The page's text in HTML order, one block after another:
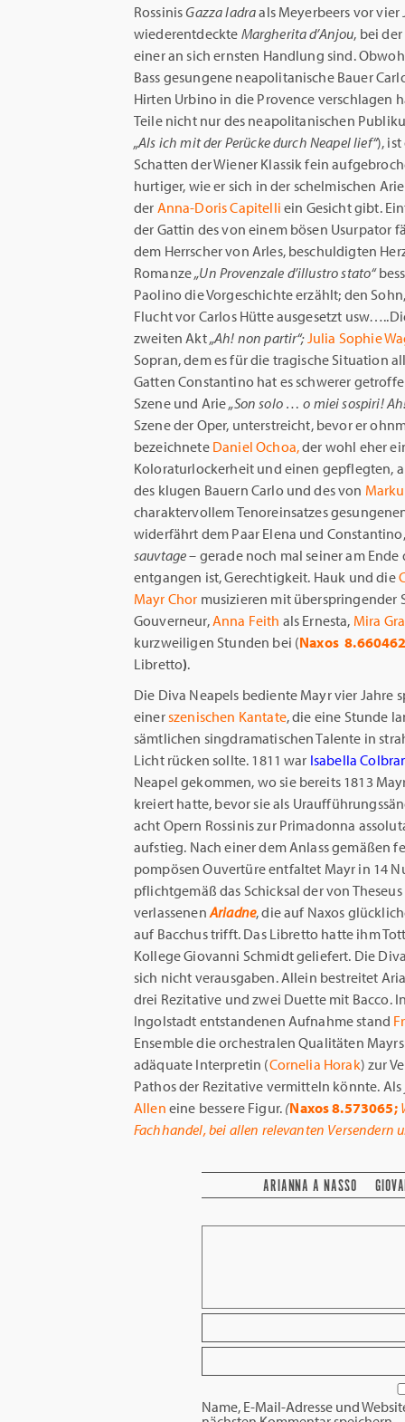
RossinisGazza ladraals Meyerbeers vor
wiederentdeckte Margherita d’Anjou, bei
einer an sich ernsten Handlung sind.
Bass gesungene neapolitanische Bauer
Hirten Urbino in die Provence verschlagen
Teile nicht nur des neapolitanischen
„Als ich mit der Perücke durch Neapel lief“),
Schatten der Wiener Klassik fein
hurtiger, wie er sich in der schelmischen
der Anna-Doris Capitelli ein Gesicht gibt.
der Gattin des von einem bösen Usurpator
dem Herrscher von Arles, beschuldigten
Romanze„Un Provenzale d’illustro stato“
Paolino die Vorgeschichte erzählt; den
Flucht vor Carlos Hütte ausgesetzt
zweiten Akt„Ah! non partir“;Julia Sophie
Sopran, dem es für die tragische Situation
Gatten Constantino hat es schwerer
Szene und Arie„Son solo … o miei sospiri!
Szene der Oper, unterstreicht, bevor er
bezeichnete Daniel Ochoa,der wohl eher
Koloraturlockerheit und einen gepflegten,
des klugen Bauern Carlo und des von
charaktervollem Tenoreinsatzes
widerfährt dem Paar Elena und
sauvtage– gerade noch mal seiner am
entgangen ist, Gerechtigkeit. Hauk und die
Mayr Chor musizieren mit überspringender
Gouverneur,Anna Feith als Ernesta, Mira
kurzweiligen Stunden bei (Naxos
Libretto).
Die Diva Neapels bediente Mayr vier Jahre
einerszenischen Kantate, die eine Stunde
sämtlichen singdramatischen Talente in
Licht rücken sollte. 1811 war Isabella
Neapel gekommen, wo sie bereits 1813
kreiert hatte, bevor sie als
acht Opern Rossinis zur Primadonna
aufstieg. Nach einer dem Anlass gemäßen
pompösen Ouvertüre entfaltet Mayr in 14
pflichtgemäß das Schicksal der von Theseus
verlassenenAriadne, die auf Naxos
auf Bacchus trifft. Das Libretto hatte ihm
Kollege Giovanni Schmidt geliefert. Die
sich nicht verausgaben. Allein bestreitet
drei Rezitative und zwei Duette mit Bacco.
Ingolstadt entstandenen Aufnahme stand
Ensemble die orchestralen Qualitäten
adäquate Interpretin (Cornelia Horak) zur
Pathos der Rezitative vermitteln könnte.
Allen eine bessere Figur. (Naxos 8.573065;
Fachhandel, bei allen relevanten Versendern
ARIANNA A NASSO
Name, E-Mail-Adresse und